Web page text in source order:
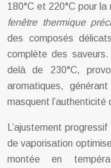
180°C et 220°C pour
fenêtre thermique
des composés
complète des
delà de 230°C,
aromatiques,
masquent l’authenticité
L’ajustement
de vaporisation
montée en